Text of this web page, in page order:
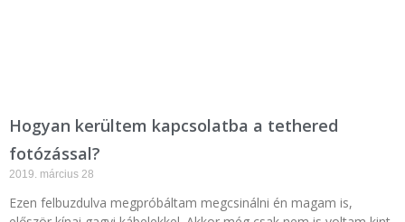
Hogyan kerültem kapcsolatba a tethered
fotózással?
2019. március 28
Ezen felbuzdulva megpróbáltam megcsinálni én magam is,